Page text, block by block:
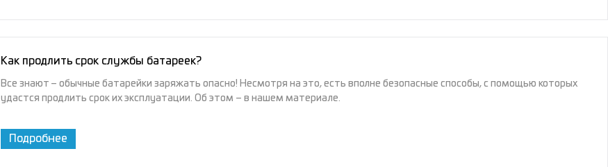
Как продлить срок службы батареек?
Все знают – обычные батарейки заряжать опасно! Несмотря на это, есть вполне безопасные способы, с помощью которых
удастся продлить срок их эксплуатации. Об этом – в нашем материале.
Подробнее